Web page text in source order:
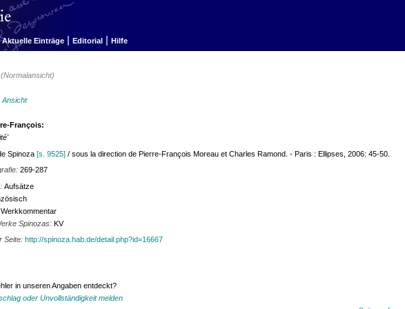
Aktuelle Einträge | Editorial | Hilfe
Ansicht
François:
Spinoza[s. 9525] / sous la direction de Pierre-François Moreau et Charles Ramond. - Paris : Ellipses, 2006: 45-50.
269-287
Aufsätze
Werkkommentar
Spinozas:KV
Seite:http://spinoza.hab.de/detail.php?id=16667
in unseren Angaben entdeckt?
oder Unvollständigkeit melden